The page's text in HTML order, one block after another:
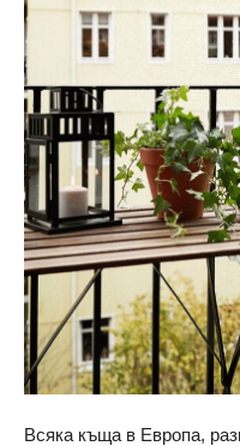
Всяка къща в Европа,